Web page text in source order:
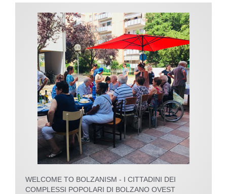
WELCOME TO BOLZANISM - I CITTADINI DEI
COMPLESSI POPOLARI DI BOLZANO OVEST